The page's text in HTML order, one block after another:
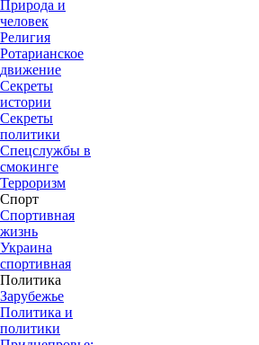
Природа и
человек
Религия
Ротарианское
движение
Секреты
истории
Секреты
политики
Спецслужбы в
смокинге
Терроризм
Спорт
Спортивная
жизнь
Украина
спортивная
Политика
Зарубежье
Политика и
политики